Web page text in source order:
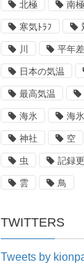
北極 南極
寒気ﾄﾗﾌ
川 平年差
日本の気温
最高気温
海氷 海
神社 空
虫 記録
雲 鳥
TWITTERS
Tweets by